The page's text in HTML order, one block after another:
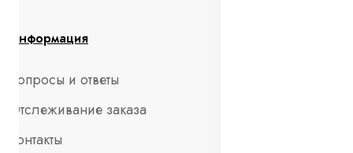
Информация
Вопросы и ответы
Отслеживание заказа
Контакты